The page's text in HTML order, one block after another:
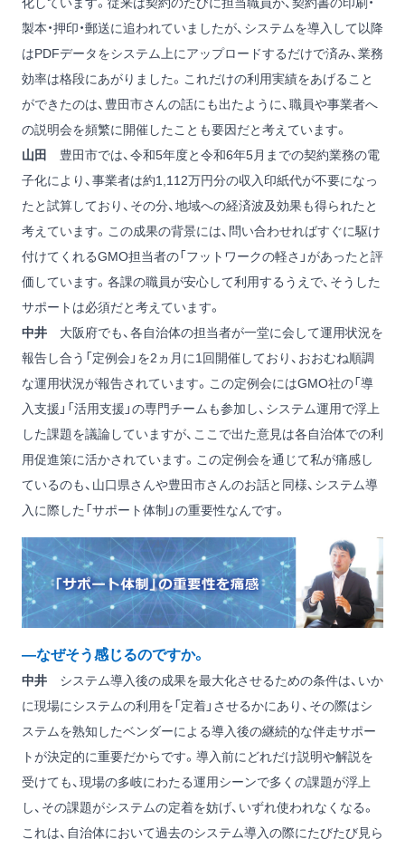
製本・押印・郵送に追われていましたが、システムを導入して以降
はPDFデータをシステム上にアップロードするだけで済み、業務
効率は格段にあがりました。これだけの利用実績をあげること
ができたのは、豊田市さんの話にも出たように、職員や事業者へ
の説明会を頻繁に開催したことも要因だと考えています。
山田
豊田市では、令和5年度と令和6年5月までの契約業務の電
子化により、事業者は約1,112万円分の収入印紙代が不要になっ
たと試算しており、その分、地域への経済波及効果も得られたと
考えています。この成果の背景には、問い合わせればすぐに駆け
付けてくれるGMO担当者の「フットワークの軽さ」があったと評
価しています。各課の職員が安心して利用するうえで、そうした
サポートは必須だと考えています。
中井 大阪府でも、各自治体の担当者が一堂に会して運用状況を
報告し合う「定例会」を2ヵ月に1回開催しており、おおむね順調
な運用状況が報告されています。この定例会にはGMO社の「導
入支援」「活用支援」の専門チームも参加し、システム運用で浮上
した課題を議論していますが、ここで出た意見は各自治体での利
用促進策に活かされています。この定例会を通じて私が痛感し
ているのも、山口県さんや豊田市さんのお話と同様、システム導
入に際した「サポート体制」の重要性なんです。
―なぜそう感じるのですか。
中井 システム導入後の成果を最大化させるための条件は、いか
に現場にシステムの利用を「定着」させるかにあり、その際はシ
ステムを熟知したベンダーによる導入後の継続的な伴走サポー
トが決定的に重要だからです。導入前にどれだけ説明や解説を
受けても、現場の多岐にわたる運用シーンで多くの課題が浮上
し、その課題がシステムの定着を妨げ、いずれ使われなくなる。
これは、自治体において過去のシステム導入の際にたびたび見ら